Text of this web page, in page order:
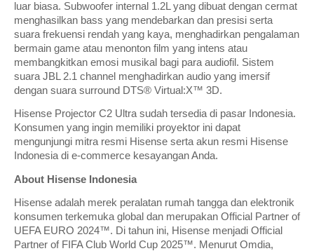
luar biasa. Subwoofer internal 1.2L yang dibuat dengan cermat
menghasilkan bass yang mendebarkan dan presisi serta
suara frekuensi rendah yang kaya, menghadirkan pengalaman
bermain game atau menonton film yang intens atau
membangkitkan emosi musikal bagi para audiofil. Sistem
suara JBL 2.1 channel menghadirkan audio yang imersif
dengan suara surround DTS® Virtual:X™ 3D.
Hisense Projector C2 Ultra sudah tersedia di pasar Indonesia.
Konsumen yang ingin memiliki proyektor ini dapat
mengunjungi mitra resmi Hisense serta akun resmi Hisense
Indonesia di e-commerce kesayangan Anda.
About Hisense Indonesia
Hisense adalah merek peralatan rumah tangga dan elektronik
konsumen terkemuka global dan merupakan Official Partner of
UEFA EURO 2024™️. Di tahun ini, Hisense menjadi Official
Partner of FIFA Club World Cup 2025™️. Menurut Omdia,